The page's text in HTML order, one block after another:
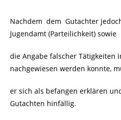
Nachdem dem Gutachter
Jugendamt (Parteilichkeit) sowie
die Angabe falscher Tätigkeiten
nachgewiesen werden konnte,
er sich als befangen erklären
Gutachten hinfällig.